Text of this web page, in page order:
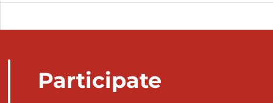
Participate